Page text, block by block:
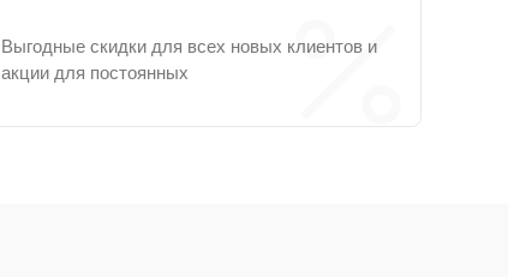
Выгодные скидки для всех новых клиентов и
акции для постоянных